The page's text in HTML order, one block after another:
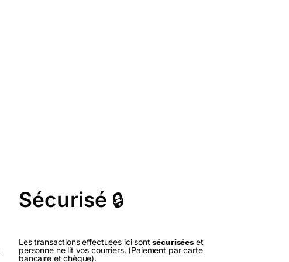
Sécurisé 🔒
Les transactions effectuées ici sontsécuriséeset
personne ne lit vos courriers. (Paiement par carte
bancaire et chèque).